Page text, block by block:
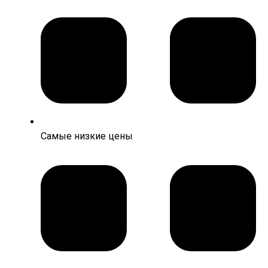
Самые низкие цены